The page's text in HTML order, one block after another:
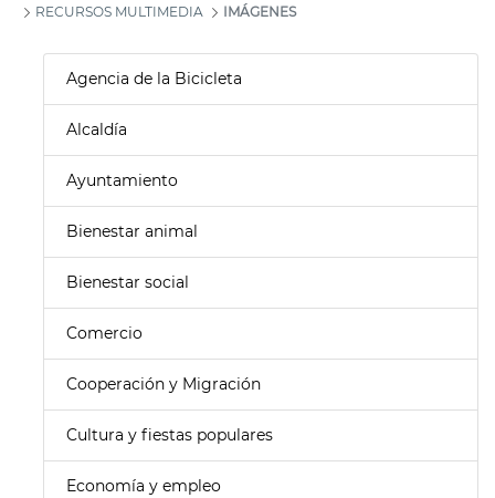
RECURSOS MULTIMEDIA
IMÁGENES
Agencia de la Bicicleta
Alcaldía
Ayuntamiento
Bienestar animal
Bienestar social
Comercio
Cooperación y Migración
Cultura y fiestas populares
Economía y empleo